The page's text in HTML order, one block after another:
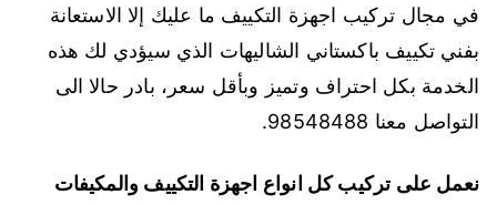
في مجال تركيب اجهزة التكييف ما عليك إلا الاستعانة
بفني تكييف باكستاني الشاليهات الذي سيؤدي لك هذه
الخدمة بكل احتراف وتميز وبأقل سعر، بادر حالا الى
التواصل معنا 98548488.
نعمل على تركيب كل انواع اجهزة التكييف والمكيفات